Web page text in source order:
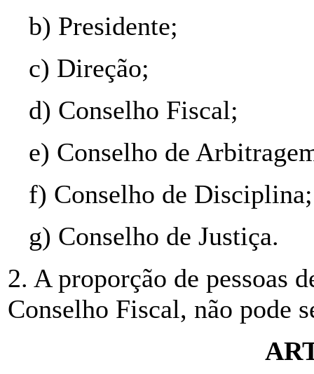
b) Presidente;
c) Direção;
d) Conselho Fiscal;
e) Conselho de
f) Conselho de Disciplina;
g) Conselho de Justiça.
2. A proporção de pessoas
Conselho Fiscal, não pode